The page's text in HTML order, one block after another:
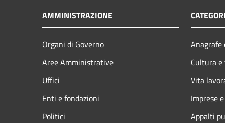
AMMINISTRAZIONE
Organi di Governo
Aree Amministrative
Uffici
Enti e fondazioni
Politici
Cultura
Vita
Imprese
Appalti